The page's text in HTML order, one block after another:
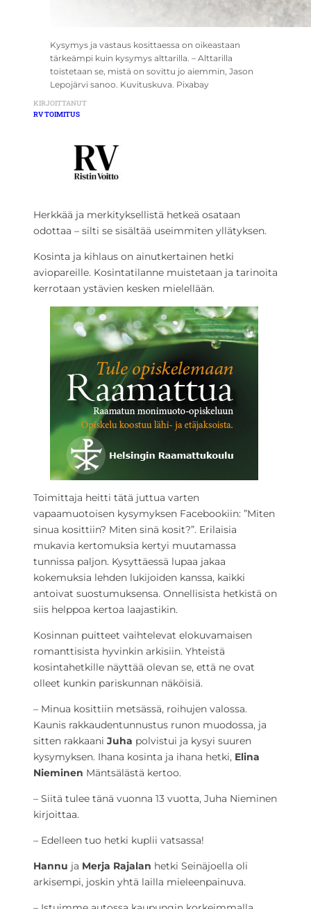
Kysymys ja vastaus kosittaessa on oikeastaan
tärkeämpi kuin kysymys alttarilla. – Alttarilla
toistetaan se, mistä on sovittu jo aiemmin, Jason
Lepojärvi sanoo. Kuvituskuva. Pixabay
KIRJOITTANUT
RV TOIMITUS
Herkkää ja merkityksellistä hetkeä osataan
odottaa – silti se sisältää useimmiten yllätyksen.
Kosinta ja kihlaus on ainutkertainen hetki
aviopareille. Kosintatilanne muistetaan ja tarinoita
kerrotaan ystävien kesken mielellään.
Toimittaja heitti tätä juttua varten
vapaamuotoisen kysymyksen Facebookiin: ”Miten
sinua kosittiin? Miten sinä kosit?”. Erilaisia
mukavia kertomuksia kertyi muutamassa
tunnissa paljon. Kysyttäessä lupaa jakaa
kokemuksia lehden lukijoiden kanssa, kaikki
antoivat suostumuksensa. Onnellisista hetkistä on
siis helppoa kertoa laajastikin.
Kosinnan puitteet vaihtelevat elokuvamaisen
romanttisista hyvinkin arkisiin. Yhteistä
kosintahetkille näyttää olevan se, että ne ovat
olleet kunkin pariskunnan näköisiä.
– Minua kosittiin metsässä, roihujen valossa.
Kaunis rakkaudentunnustus runon muodossa, ja
sitten rakkaani Juha polvistui ja kysyi suuren
kysymyksen. Ihana kosinta ja ihana hetki, Elina
Nieminen Mäntsälästä kertoo.
– Siitä tulee tänä vuonna 13 vuotta, Juha Nieminen
kirjoittaa.
– Edelleen tuo hetki kuplii vatsassa!
Hannu ja Merja Rajalan hetki Seinäjoella oli
arkisempi, joskin yhtä lailla mieleenpainuva.